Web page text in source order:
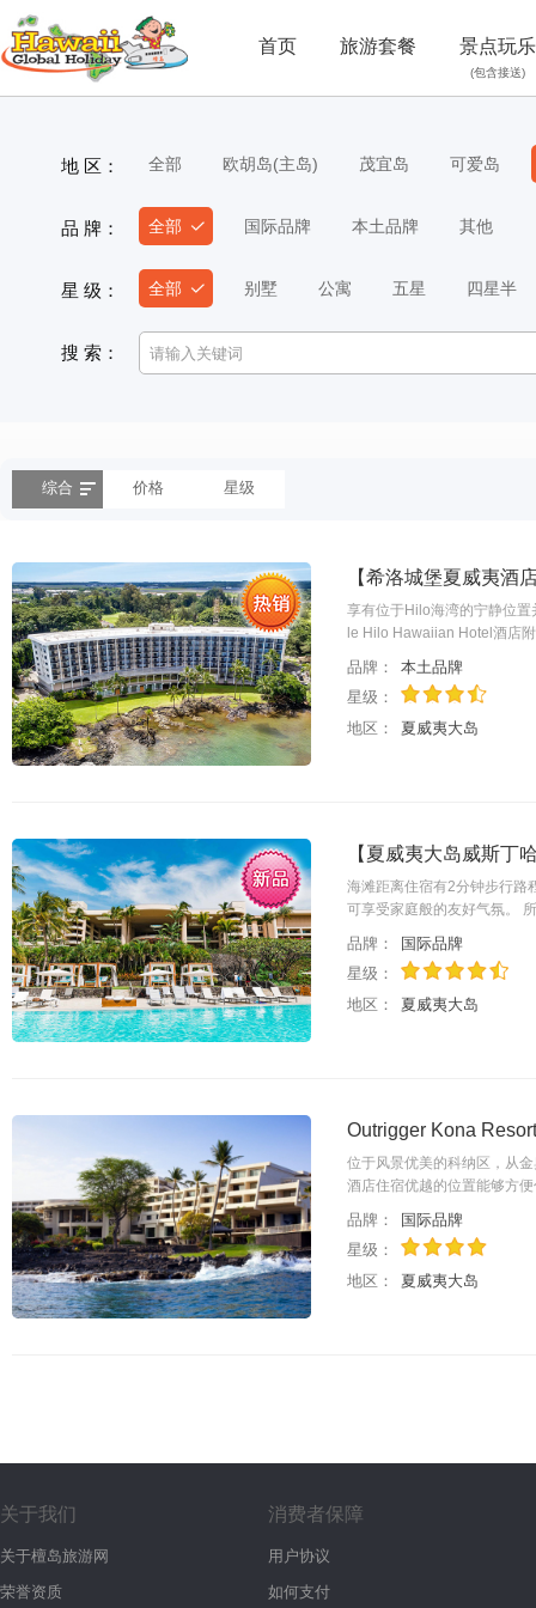
首页 旅游套餐 景点玩乐
(包含接送)
地 区： 全部 欧胡岛(主岛) 茂宜岛 可爱岛
品 牌： 全部 国际品牌 本土品牌 其他
星 级： 全部 别墅 公寓 五星 四星半
搜 索：
综合 价格 星级
【希洛城堡夏威夷酒
享有位于Hilo海湾的宁静位
le Hilo Hawaiian Hotel酒店
品牌：
本土品牌
星级：
地区：
夏威夷大岛
【夏威夷大岛威斯丁
海滩距离住宿有2分钟步行路
可享受家庭般的友好气氛。
品牌：
国际品牌
星级：
地区：
夏威夷大岛
Outrigger Kona
位于风景优美的科纳区，从
酒店住宿优越的位置能够方
品牌：
国际品牌
星级：
地区：
夏威夷大岛
关于我们
关于檀岛旅游网
荣誉资质
消费者保障
用户协议
如何支付